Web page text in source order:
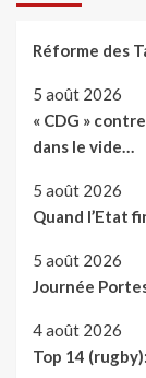
Réforme des
5 août 2026
« CDG »
dans le vide…
5 août 2026
Quand l’Etat
5 août 2026
Journée
4 août 2026
Top 14